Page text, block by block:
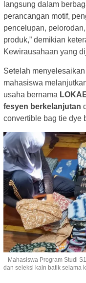
langsung dalam
perancangan motif,
pencelupan,
produk,” demikian
Kewirausahaan yang
Setelah
mahasiswa
usaha bernama
fesyen berkelanjutan
convertible bag tie dye
Mahasiswa Program Studi
dan seleksi kain batik selama